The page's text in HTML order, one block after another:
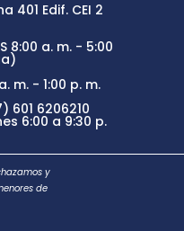
401 Edif. CEI 2
8:00 a. m. - 5:00
m. - 1:00 p. m.
601 6206210
6:00 a 9:30 p.
y
de